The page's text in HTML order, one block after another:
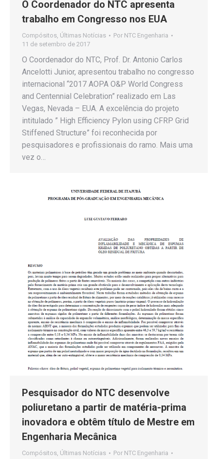
O Coordenador do NTC apresenta
trabalho em Congresso nos EUA
Compósitos Últimas Notícias Por NTC Engenharia
11 de setembro de 2017
O Coordenador do NTC, Prof. Dr. Antonio Carlos
Ancelotti Junior, apresentou trabalho no congresso
internacional “2017 AOPA O&P World Congress
and Centennial Celebration” realizado em Las
Vegas, Nevada – EUA. A excelência do projeto
intitulado ” High Efficiency Pylon using CFRP Grid
Stiffened Structure” foi reconhecida por
pesquisadores e profissionais do ramo. Mais uma
vez o…
Pesquisador do NTC desenvolve
poliuretano a partir de matéria-prima
inovadora e obtêm título de Mestre em
Engenharia Mecânica
Compósitos, Últimas Notícias Por NTC Engenharia